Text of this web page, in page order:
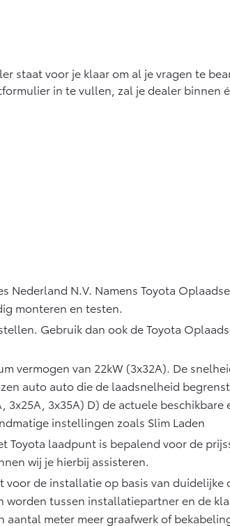
staat voor je klaar om al je vragen te
in te vullen, zal je dealer binnen
N.V. Namens Toyota
monteren en testen.
Gebruik dan ook de Toyota
vermogen van 22kW (3x32A). De
auto auto die de laadsnelheid
3x25A, 3x35A) D) de actuele
instellingen zoals Slim Laden
Toyota laadpunt is bepalend voor de
wij je hierbij assisteren.
de installatie op basis van duidelijke
worden tussen installatiepartner en de
meter meer graafwerk of